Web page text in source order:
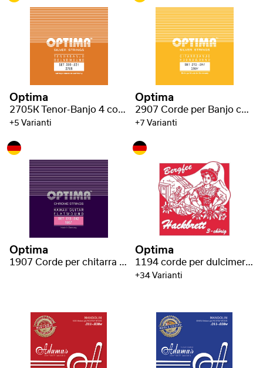
Optima
2705K Tenor-Banjo 4 corde con pallino
+5 Varianti
Optima
2907 Corde per Banjo chitarra con asola
+7 Varianti
Optima
1907 Corde per chitarra Lap Steel/hawaiana
Optima
1194 corde per dulcimer a 3 cori
+34 Varianti